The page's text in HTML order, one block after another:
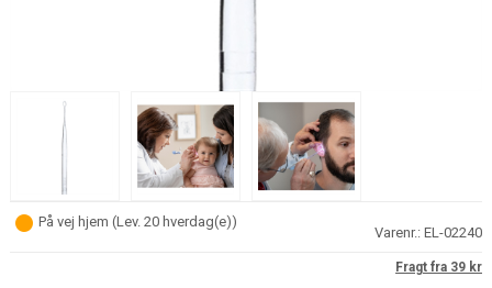
På vej hjem (Lev. 20 hverdag(e))
Varenr.:EL-02240
Fragt fra 39 kr